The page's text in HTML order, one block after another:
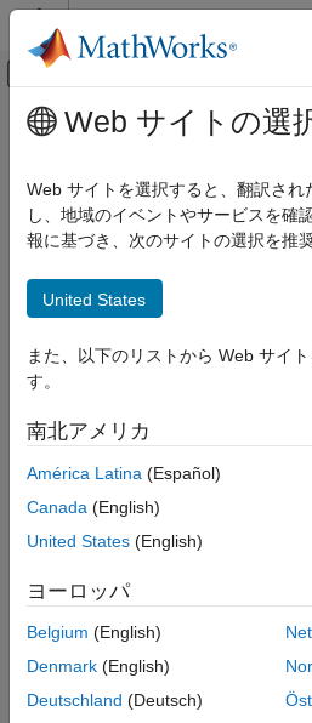
コンテンツへスキップ
オフキャンバス ナ
ドキュメンテーションのホーム
Image Processing Toolbox
イメージのセグメンテーションと解析
項目一覧
構文
例
入力引数
出力引数
アルゴリズム
拡張機能
メインコンテンツ
bwtraceboundary
バイナリ イメージのオブジェクト
構文
B =
B =
説明
のオブジェクトの輪郭をトレース
ジェクトに属し、ゼロ値ピクセル
スを開始するオブジェクト境界の
に連結している隣接オ
方向を指定します。
持します。
B= bwtraceboundary( fstep,
は必要な連結性
Web サイトの選
Web サイトを選択すると、翻訳され
し、地域のイベントやサービスを確
報に基づき、次のサイトの選択を推
United States
また、以下のリストから Web サイ
す。
南北アメリカ
América Latina (Español)
Canada (English)
United States (English)
ヨーロッパ
Belgium (English)
Denmark (English)
Deutschland (Deutsch)